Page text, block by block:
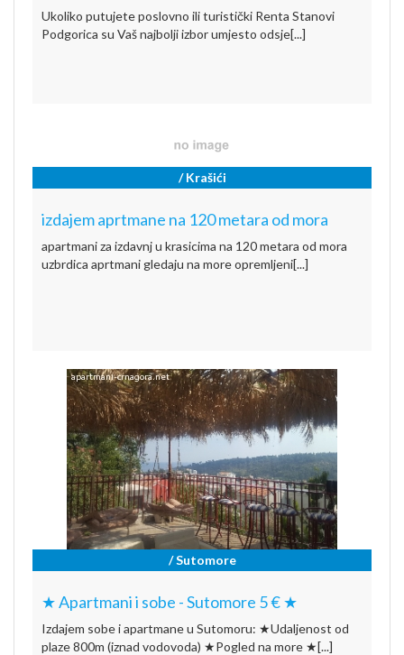
Ukoliko putujete poslovno ili turistički Renta Stanovi
Podgorica su Vaš najbolji izbor umjesto odsje[...]
/ Krašići
izdajem aprtmane na 120 metara od mora
apartmani za izdavnj u krasicima na 120 metara od mora
uzbrdica aprtmani gledaju na more opremljeni[...]
/ Sutomore
★ Apartmani i sobe - Sutomore 5 € ★
Izdajem sobe i apartmane u Sutomoru: ★Udaljenost od
plaze 800m (iznad vodovoda) ★Pogled na more ★[...]